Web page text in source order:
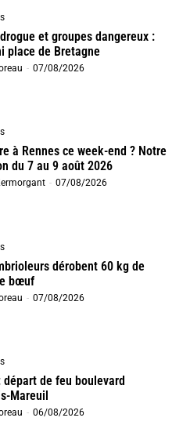
et groupes dangereux :
place de Bretagne
- 07/08/2026
à Rennes ce week-end ? Notre
du 7 au 9 août 2026
- 07/08/2026
dérobent 60 kg de
bœuf
- 07/08/2026
départ de feu boulevard
Mareuil
- 06/08/2026